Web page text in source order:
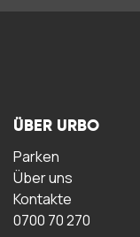
ÜBER URBO
Parken
Über uns
Kontakte
0700 70 270